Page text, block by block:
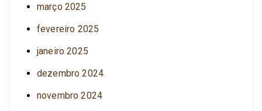
março 2025
fevereiro 2025
janeiro 2025
dezembro 2024
novembro 2024